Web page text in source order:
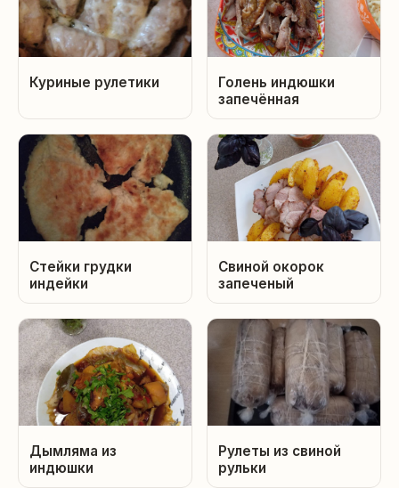
Куриные рулетики
Голень индюшки
запечённая
Стейки грудки
индейки
Свиной окорок
запеченый
Дымляма из
индюшки
Рулеты из свиной
рульки